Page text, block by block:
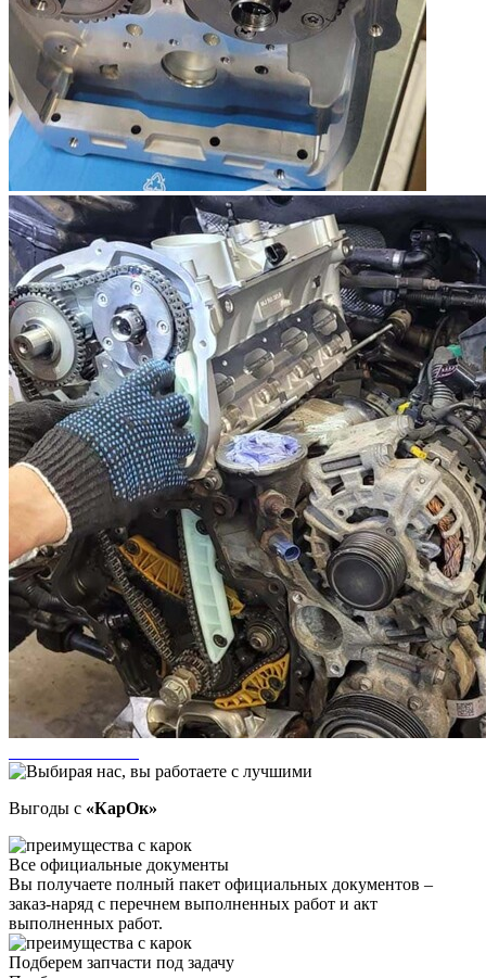
Выгоды с «КарОк»
Все официальные документы
Вы получаете полный пакет официальных документов –
заказ-наряд с перечнем выполненных работ и акт
выполненных работ.
Подберем запчасти под задачу